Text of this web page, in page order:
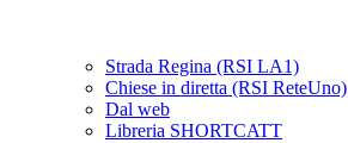
Strada Regina (RSI LA1)
Chiese in diretta (RSI ReteUno)
Dal web
Libreria SHORTCATT